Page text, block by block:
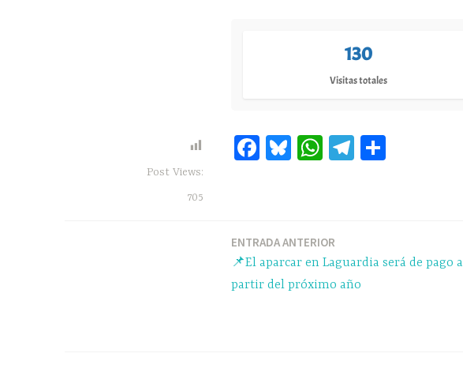
130
Visitas totales
Post Views:
705
Fa Bl W
pp
Te
m rti
r
ENTRADA ANTERIOR
📌El aparcar en Laguardia será de pago a
partir del próximo año